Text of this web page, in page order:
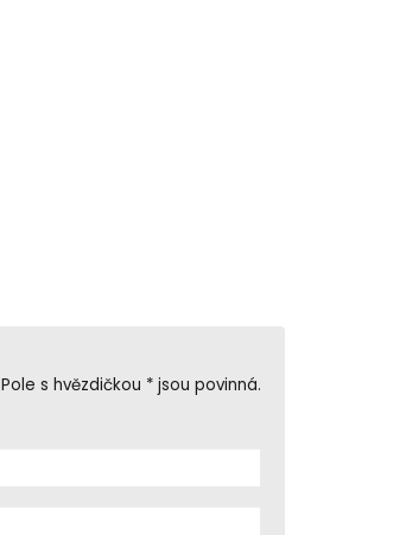
Pole s hvězdičkou * jsou povinná.